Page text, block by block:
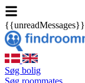
{{unreadMessages}}
Søg bolig
Søg roommates